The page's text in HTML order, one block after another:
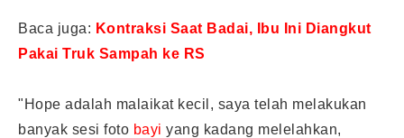
Baca juga: Kontraksi Saat Badai, Ibu Ini Diangkut
Pakai Truk Sampah ke RS
"Hope adalah malaikat kecil, saya telah melakukan
banyak sesi foto bayi yang kadang melelahkan,